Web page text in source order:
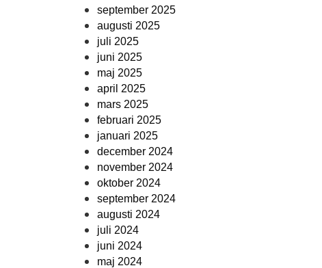
september 2025
augusti 2025
juli 2025
juni 2025
maj 2025
april 2025
mars 2025
februari 2025
januari 2025
december 2024
november 2024
oktober 2024
september 2024
augusti 2024
juli 2024
juni 2024
maj 2024